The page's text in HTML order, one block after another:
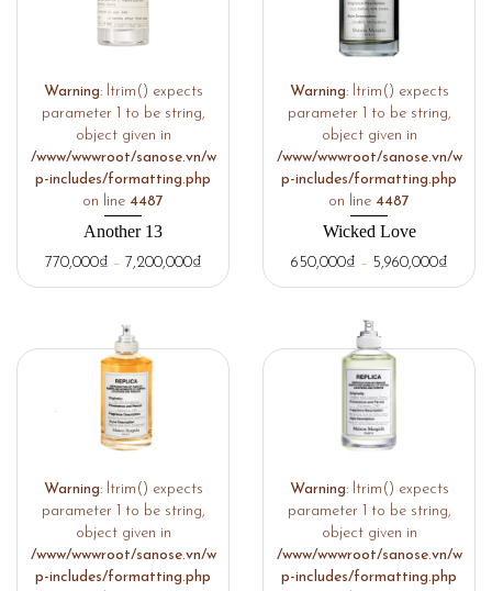
Warning: ltrim() expects
parameter 1 to be string,
object given in
/www/wwwroot/sanose.vn/w
p-includes/formatting.php
on line 4487
Another 13
770,000₫ – 7,200,000₫
Warning: ltrim() expects
parameter 1 to be string,
object given in
/www/wwwroot/sanose.vn/w
p-includes/formatting.php
on line 4487
Wicked Love
650,000₫ – 5,960,000₫
Warning: ltrim() expects
parameter 1 to be string,
object given in
/www/wwwroot/sanose.vn/w
p-includes/formatting.php
Warning: ltrim() expects
parameter 1 to be string,
object given in
/www/wwwroot/sanose.vn/w
p-includes/formatting.php